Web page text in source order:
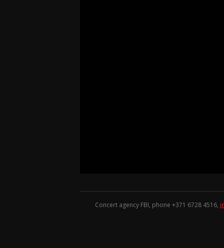
Concert agency FBI, phone +371 6728 4516,